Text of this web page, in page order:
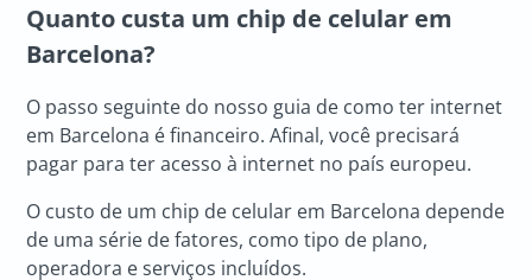
Quanto custa um chip de celular em
Barcelona?
O passo seguinte do nosso guia de como ter internet
em Barcelona é financeiro. Afinal, você precisará
pagar para ter acesso à internet no país europeu.
O custo de um chip de celular em Barcelona depende
de uma série de fatores, como tipo de plano,
operadora e serviços incluídos.